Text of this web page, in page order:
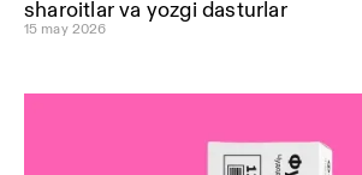
sharoitlar va yozgi dasturlar
15 may 2026